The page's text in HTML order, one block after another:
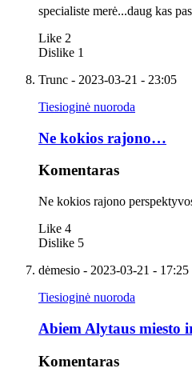
specialiste merė...daug kas
Like 2
Dislike 1
Trunc - 2023-03-21 - 23:05
Tiesioginė nuoroda
Ne kokios rajono…
Komentaras
Ne kokios rajono
Like 4
Dislike 5
dėmesio - 2023-03-21 - 17:25
Tiesioginė nuoroda
Abiem Alytaus miesto
Komentaras